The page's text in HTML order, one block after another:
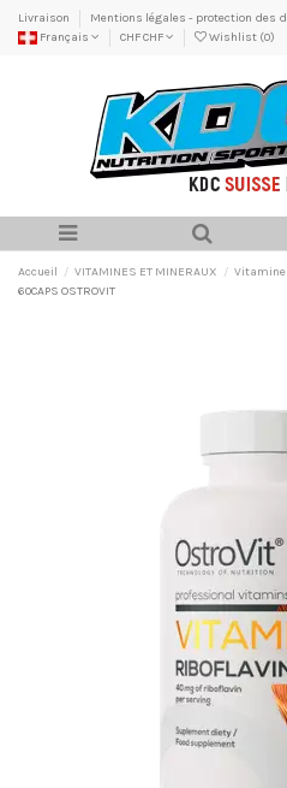
Livraison Mentions légales - protection des
Français
CHF CHF Wishlist (0)
Accueil VITAMINES ET MINERAUX Vitamine
60CAPS OSTROVIT